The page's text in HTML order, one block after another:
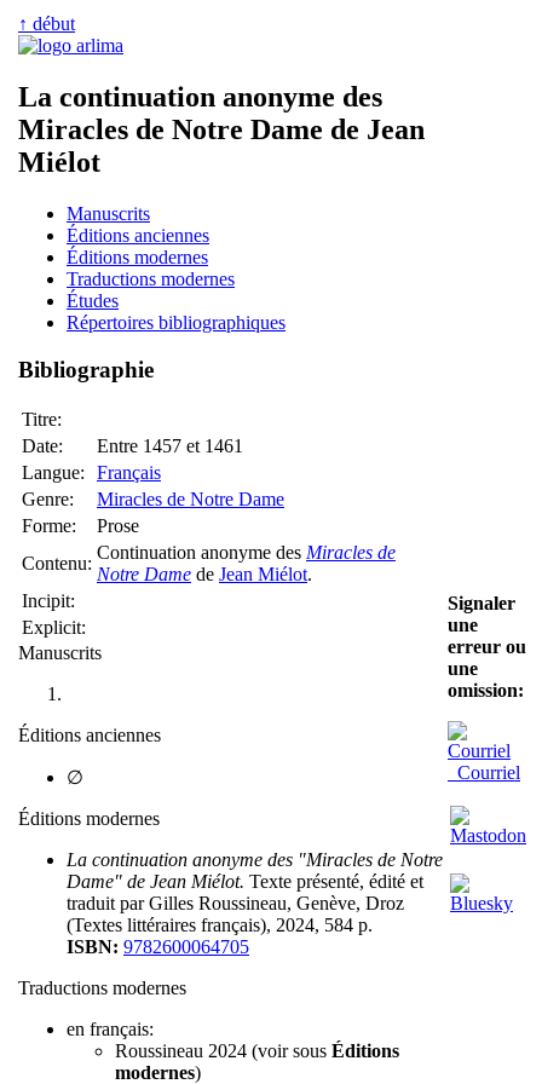
↑ début
La continuation anonyme des
Miracles de Notre Dame de Jean
Miélot
Manuscrits
Éditions anciennes
Éditions modernes
Traductions modernes
Études
Répertoires bibliographiques
Bibliographie
Titre:
Date:
Entre 1457 et 1461
Langue:
Français
Genre:
Miracles de Notre Dame
Forme:
Prose
Contenu:
Continuation anonyme des Miracles de
Notre Dame de Jean Miélot.
Incipit:
Explicit:
Manuscrits
Éditions anciennes
∅
Éditions modernes
La continuation anonyme des "Miracles de Notre
Dame" de Jean Miélot. Texte présenté, édité et
traduit par Gilles Roussineau, Genève, Droz
(Textes littéraires français), 2024, 584 p.
ISBN: 9782600064705
Traductions modernes
en français:
Roussineau 2024 (voir sous Éditions
modernes)
Signaler
une
erreur ou
une
omission:
Courriel